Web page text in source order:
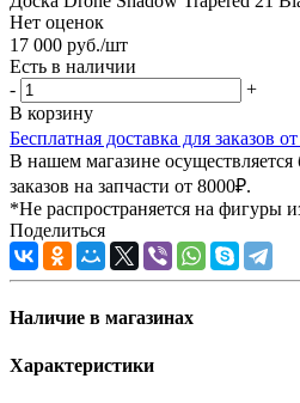
Нет оценок
17 000 руб./шт
Есть в наличии
-
+
В корзину
Бесплатная доставка для заказов
В нашем магазине осуществляется
заказов на запчасти от 8000₽.
*Не распространяется на фигуры
Поделиться
Наличие в магазинах
Характеристики